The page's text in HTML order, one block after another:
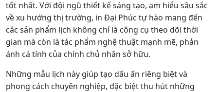
tốt nhất. Với đội ngũ thiết kế sáng tạo, am hiểu sâu sắc
về xu hướng thị trường, in Đại Phúc tự hào mang đến
các sản phẩm lịch không chỉ là công cụ theo dõi thời
gian mà còn là tác phẩm nghệ thuật mạnh mẽ, phản
ánh cá tính của chính chủ nhân sở hữu.
Những mẫu lịch này giúp tạo dấu ấn riêng biệt và
phong cách chuyên nghiệp, đặc biệt thu hút những